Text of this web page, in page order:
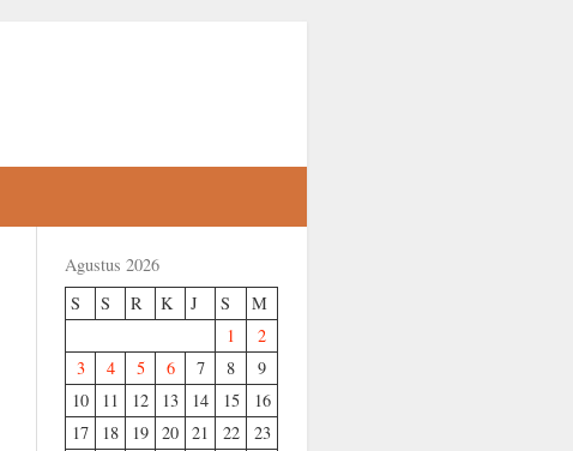
Agustus 2026
S
S R K J S
M
1
2
3
4 5 6 7 8
9
10
11 12 13 14 15
16
17
18 19 20 21 22
23